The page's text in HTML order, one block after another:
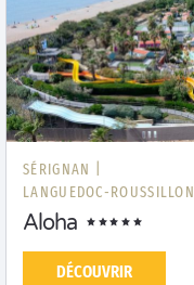
SÉRIGNAN |
LANGUEDOC-ROUSSILLON
Aloha
DÉCOUVRIR